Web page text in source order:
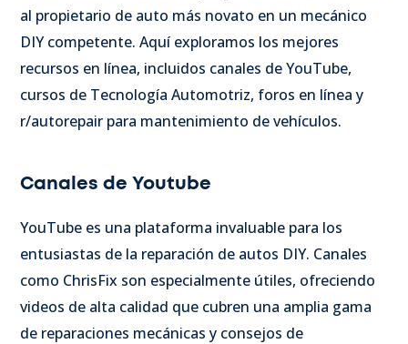
al propietario de auto más novato en un mecánico
DIY competente. Aquí exploramos los mejores
recursos en línea, incluidos canales de YouTube,
cursos de Tecnología Automotriz, foros en línea y
r/autorepair para mantenimiento de vehículos.
Canales de Youtube
YouTube es una plataforma invaluable para los
entusiastas de la reparación de autos DIY. Canales
como ChrisFix son especialmente útiles, ofreciendo
videos de alta calidad que cubren una amplia gama
de reparaciones mecánicas y consejos de